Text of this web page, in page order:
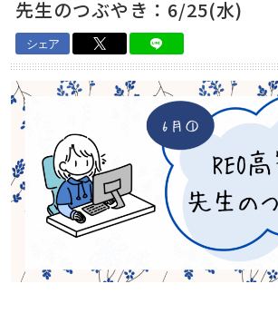
REO高の学び
高卒認定試験対策
入学案内
保護者さまの声
個別説明会
資料請求・お問い合わせ
ニュース＆ブログ
先生のつぶやき：6/25(水)
シェア